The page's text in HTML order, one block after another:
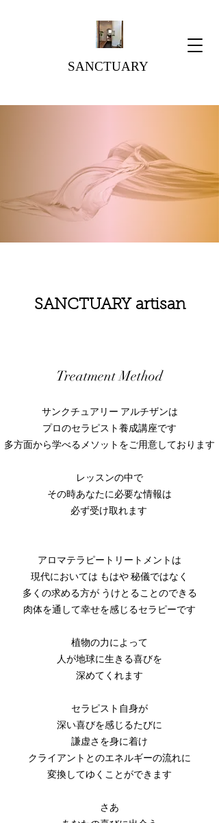
SANCTUARY
SANCTUARY artisan
​TreatmentMethod
サンクチュアリー アルチザンは
プロのセラピスト養成講座です
多方面から学べるメソットをご用意しております
レッスンの中で
その時あなたに必要な情報は
必ず受け取れます
アロマテラピートリートメントは
現代においては もはや 秘儀ではなく
多くの求める方が うけとることのできる
肉体を通して幸せを感じるセラピーです
植物の力によって
人が地球に生きる喜びを
深めてくれます
セラピスト自身が
深い喜びを感じるたびに
謙虚さを身に着け
クライアントとのエネルギーの流れに
変換してゆくことができます
さあ